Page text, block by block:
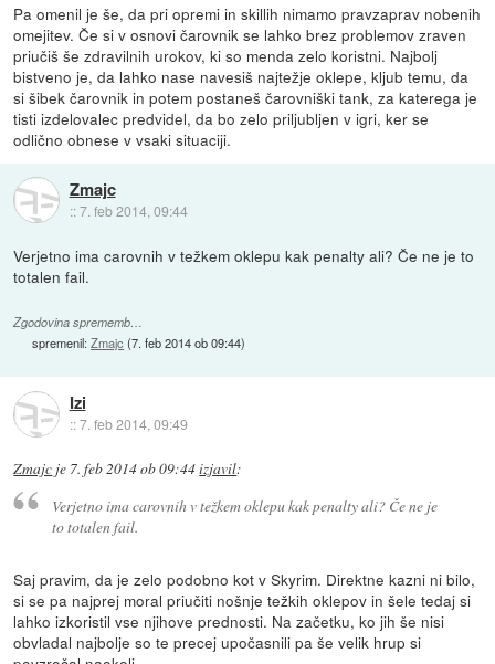
Pa omenil je še, da pri opremi in skillih nimamo pravzaprav nobenih
omejitev. Če si v osnovi čarovnik se lahko brez problemov zraven
priučiš še zdravilnih urokov, ki so menda zelo koristni. Najbolj
bistveno je, da lahko nase navesiš najtežje oklepe, kljub temu, da
si šibek čarovnik in potem postaneš čarovniški tank, za katerega je
tisti izdelovalec predvidel, da bo zelo priljubljen v igri, ker se
odlično obnese v vsaki situaciji.
Zmajc
::7. feb 2014, 09:44
Verjetno ima carovnih v težkem oklepu kak penalty ali? Če ne je to
totalen fail.
Zgodovina sprememb…
spremenil:Zmajc (7. feb 2014 ob 09:44)
Izi
::7. feb 2014, 09:49
Zmajc je 7. feb 2014 ob 09:44izjavil:
Verjetno ima carovnih v težkem oklepu kak penalty ali? Če ne je
to totalen fail.
Saj pravim, da je zelo podobno kot v Skyrim. Direktne kazni ni bilo,
si se pa najprej moral priučiti nošnje težkih oklepov in šele tedaj si
lahko izkoristil vse njihove prednosti. Na začetku, ko jih še nisi
obvladal najbolje so te precej upočasnili pa še velik hrup si